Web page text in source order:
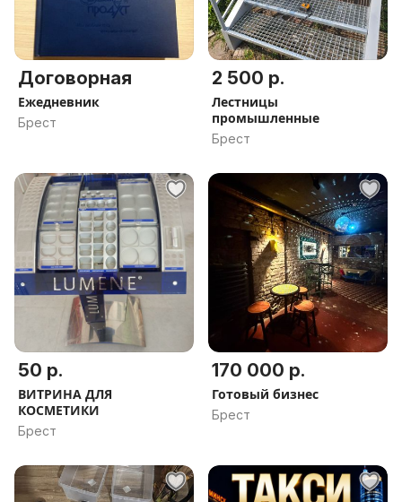
Договорная
Ежедневник
Брест
2 500 р.
Лестницы
промышленные
Брест
50 р.
ВИТРИНА ДЛЯ
КОСМЕТИКИ
Брест
170 000 р.
Готовый бизнес
Брест